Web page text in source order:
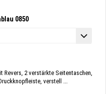
0850
Revers, 2 verstärkte Seitentaschen,
verstell ...